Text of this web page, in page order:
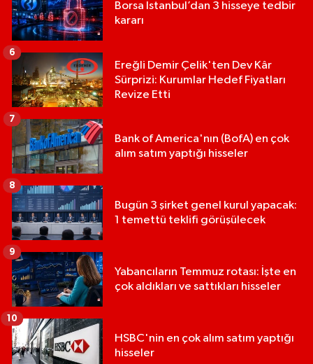
Borsa İstanbul’dan 3 hisseye tedbir
kararı
Ereğli Demir Çelik'ten Dev Kâr
Sürprizi: Kurumlar Hedef Fiyatları
Revize Etti
6
Bank of America'nın (BofA) en çok
alım satım yaptığı hisseler
7
Bugün 3 şirket genel kurul yapacak:
1 temettü teklifi görüşülecek
8
Yabancıların Temmuz rotası: İşte en
çok aldıkları ve sattıkları hisseler
9
HSBC'nin en çok alım satım yaptığı
hisseler
10